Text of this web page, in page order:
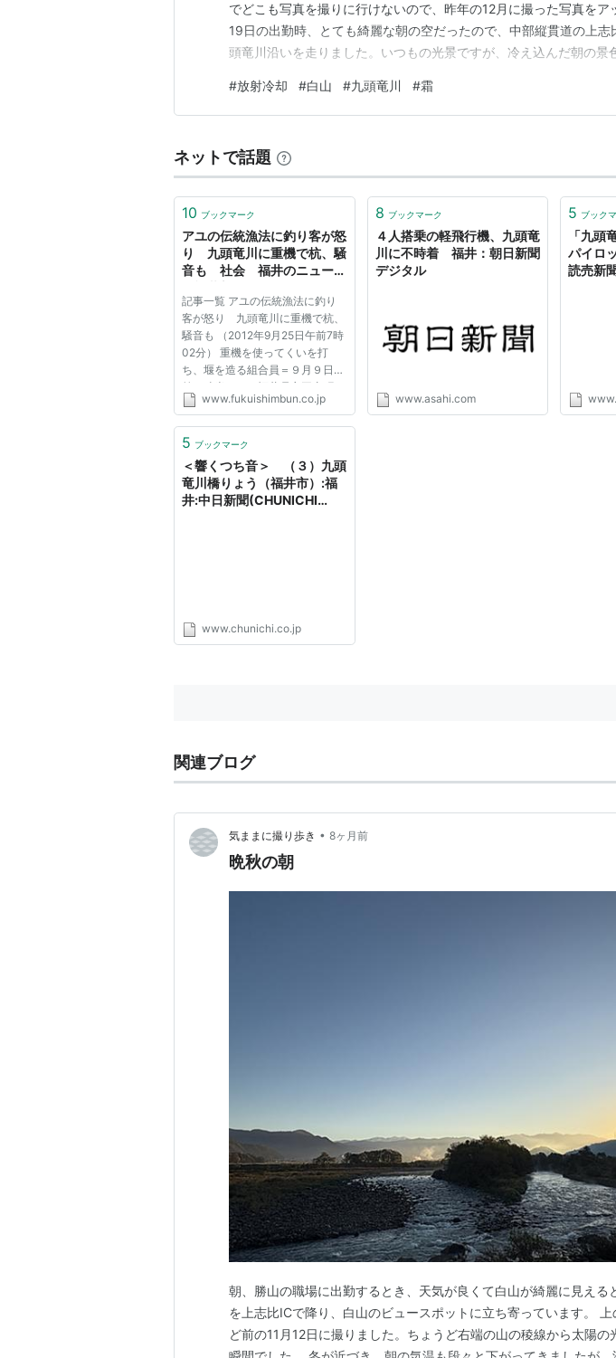
でどこも写真を撮りに行けないので、昨年の12月に撮った写真をア
19日の出勤時、とても綺麗な朝の空だったので、中部縦貫道の上志
頭竜川沿いを走りました。いつもの光景ですが、冷え込んだ朝の景
て建物の周りをウロウロ。何を探していたかというと、 霜が付いた
写体を探すため、10分くらい歩き回っていたら、 社…
#放射冷却 #白山 #九頭竜川 #霜
ネットで話題
10 ブックマーク
アユの伝統漁法に釣り客が怒
り 九頭竜川に重機で杭、騒
音も 社会 福井のニュース
記事一覧 アユの伝統漁法に釣り
客が怒り 九頭竜川に重機で杭、
騒音も （2012年9月25日午前7時
02分） 重機を使ってくいを打
ち、堰を造る組合員＝９月９日午
前８時半ごろ、福井県永平寺町の
九頭竜川 アユの伝統漁法「威縄
て親しまれているが、福井県の九
頭竜川では友釣りファンとの間で
摩...
www.fukuishimbun.co.jp
8 ブックマーク
４人搭乗の軽飛行機、九頭竜
川に不時着 福井：朝日新聞
デジタル
www.asahi.com
5 ブック
「九頭
パイロ
読売新
5 ブックマーク
＜響くつち音＞ （３）九頭
竜川橋りょう（福井市）:福
井:中日新聞(CHUNICHI
www.chunichi.co.jp
関連ブログ
気ままに撮り歩き • 8ヶ月前
晩秋の朝
朝、勝山の職場に出勤するとき、天気が良くて白山が綺麗に見える
を上志比ICで降り、白山のビュースポットに立ち寄っています。
ど前の11月12日に撮りました。ちょうど右端の山の稜線から太陽の